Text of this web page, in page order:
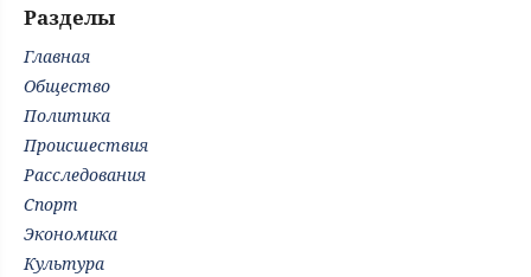
Разделы
Главная
Общество
Политика
Происшествия
Расследования
Спорт
Экономика
Культура